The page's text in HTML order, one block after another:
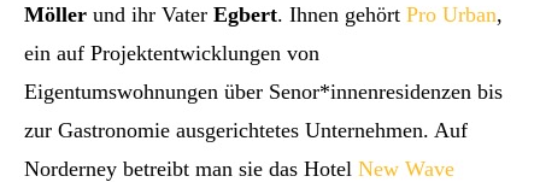
Möller und ihr Vater Egbert. Ihnen gehört Pro Urban,
ein auf Projektentwicklungen von
Eigentumswohnungen über Senor*innenresidenzen bis
zur Gastronomie ausgerichtetes Unternehmen. Auf
Norderney betreibt man sie das Hotel New Wave